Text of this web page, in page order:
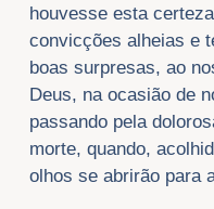
houvesse esta
convicções alheias e
boas surpresas, ao
Deus, na ocasião de
passando pela
morte, quando,
olhos se abrirão para